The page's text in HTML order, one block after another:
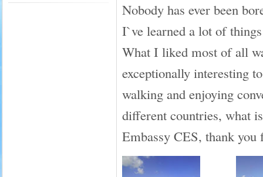
Nobody has ever been
I`ve learned a lot of
What I liked most of all
exceptionally interesting
walking and enjoying
different countries, what
Embassy CES, thank